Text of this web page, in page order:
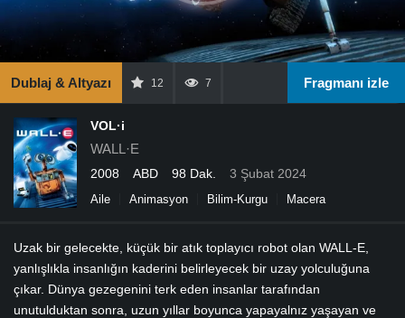
Dublaj & Altyazı 12 7 Fragmanı izle
VOL·i
WALL·E
2008 ABD 98 Dak. 3 Şubat 2024
Aile Animasyon Bilim-Kurgu Macera
Uzak bir gelecekte, küçük bir atık toplayıcı robot olan WALL-E,
yanlışlıkla insanlığın kaderini belirleyecek bir uzay yolculuğuna
çıkar. Dünya gezegenini terk eden insanlar tarafından
unutulduktan sonra, uzun yıllar boyunca yapayalnız yaşayan ve